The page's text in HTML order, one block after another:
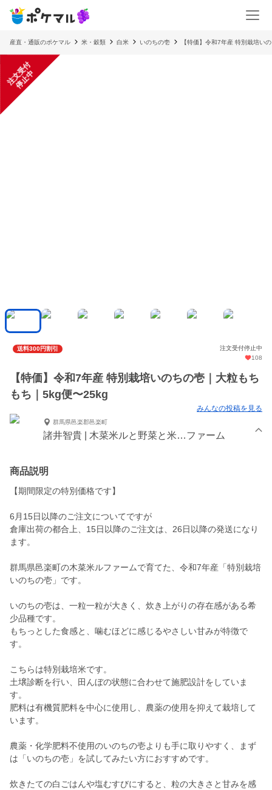
産直・通販のポケマル 米・穀類 白米 いのちの壱 【特価】令和7年産 特別栽培い
注
文
受
付
停
止
中
送料300円割引
注文受付停止中
108
【特価】令和7年産 特別栽培いのちの壱｜大粒もち
もち｜5kg便〜25kg
みんなの投稿を見る
群馬県邑楽郡邑楽町
諸井智貴 | 木菜米ルと野菜と米…ファーム
商品説明
【期間限定の特別価格です】
6月15日以降のご注文についてですが
倉庫出荷の都合上、15日以降のご注文は、26日以降の発送になり
ます。
群馬県邑楽町の木菜米ルファームで育てた、令和7年産「特別栽培
いのちの壱」です。
いのちの壱は、一粒一粒が大きく、炊き上がりの存在感がある希
少品種です。
もちっとした食感と、噛むほどに感じるやさしい甘みが特徴で
す。
こちらは特別栽培米です。
土壌診断を行い、田んぼの状態に合わせて施肥設計をしていま
す。
肥料は有機質肥料を中心に使用し、農薬の使用を抑えて栽培して
います。
農薬・化学肥料不使用のいのちの壱よりも手に取りやすく、まず
は「いのちの壱」を試してみたい方におすすめです。
炊きたての白ごはんや塩むすびにすると、粒の大きさと甘みを感